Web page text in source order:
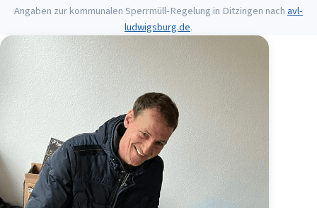
Angaben zur kommunalen Sperrmüll-Regelung in Ditzingennach avl-
ludwigsburg.de.